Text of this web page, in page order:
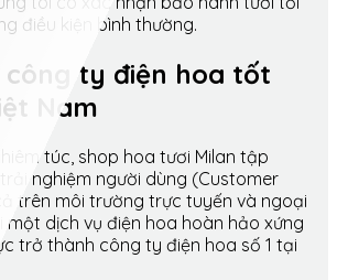
điều kiện bình thường.
ty điện hoa tốt
Nam
túc, shop hoa tươi Milan tập
nghiệm người dùng (Customer
trên môi trường trực tuyến và ngoại
một dịch vụ điện hoa hoàn hảo xứng
trở thành công ty điện hoa số 1 tại